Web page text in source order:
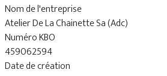
Nom de l'entreprise
Atelier De La Chainette Sa (Adc)
Numéro KBO
459062594
Date de création